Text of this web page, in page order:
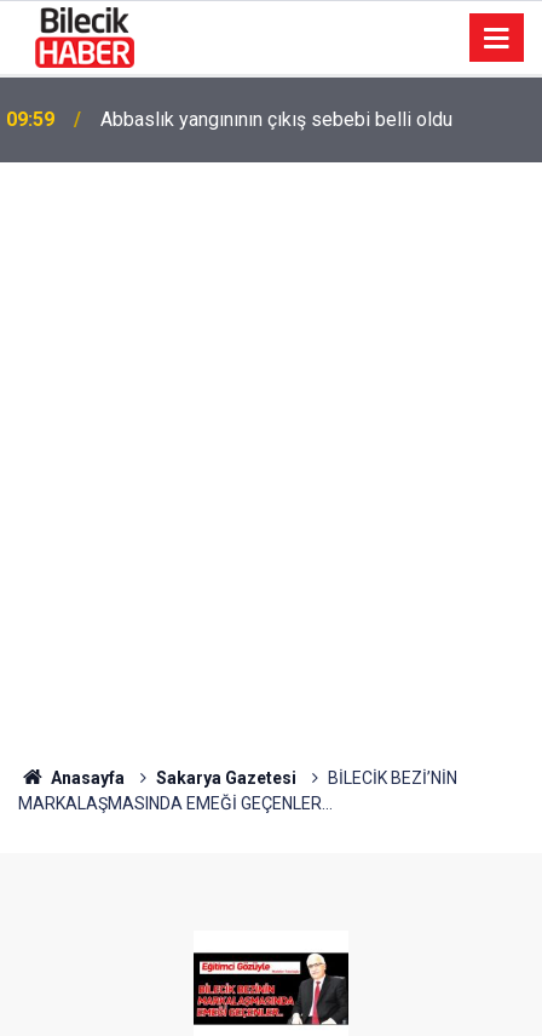
09:59 Abbaslık yangınının çıkış sebebi belli oldu
Anasayfa Sakarya Gazetesi
BİLECİK BEZİ’NİN
MARKALAŞMASINDA EMEĞİ GEÇENLER…